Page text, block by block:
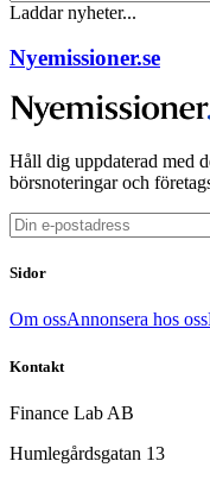
Laddar nyheter...
Nyemissioner.se
Håll dig uppdaterad med
börsnoteringar och
Sidor
Om ossAnnonsera hos oss
Kontakt
Finance Lab AB
Humlegårdsgatan 13